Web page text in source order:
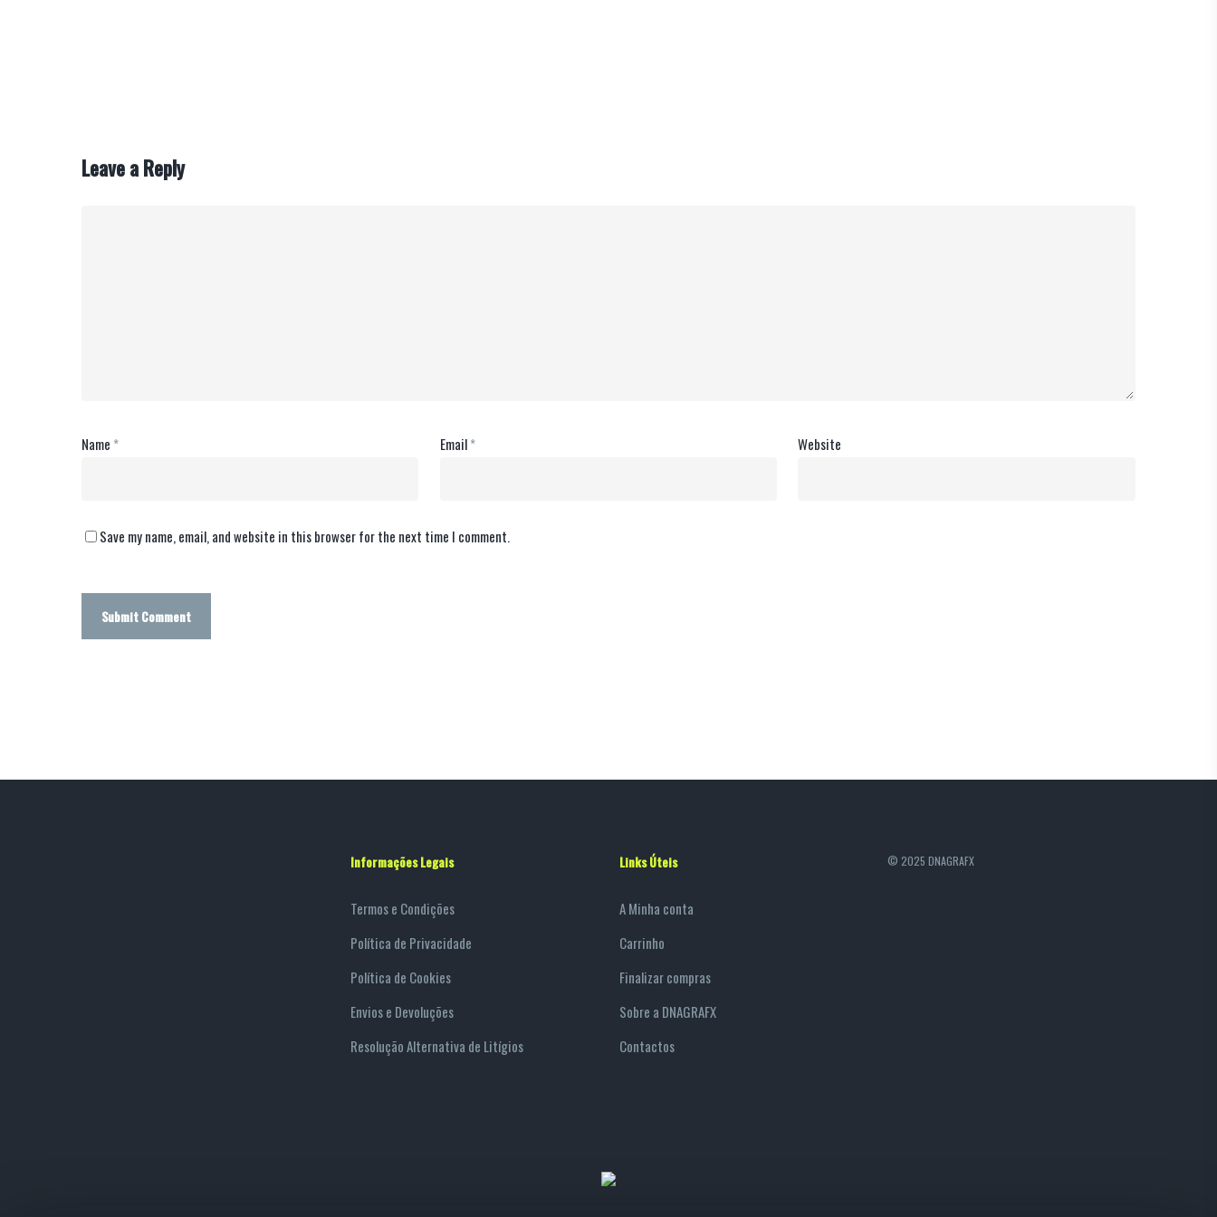
Leave a Reply
Name * Email* Website
Save my name, email, and website in this browser for the next time I comment.
Informações Legais
Termos e Condições
Política de Privacidade
Política de Cookies
Envios e Devoluções
Resolução Alternativa de Litígios
Links Úteis
A Minha conta
Carrinho
Finalizar compras
Sobre a DNAGRAFX
Contactos
© 2025 DNAGRAFX